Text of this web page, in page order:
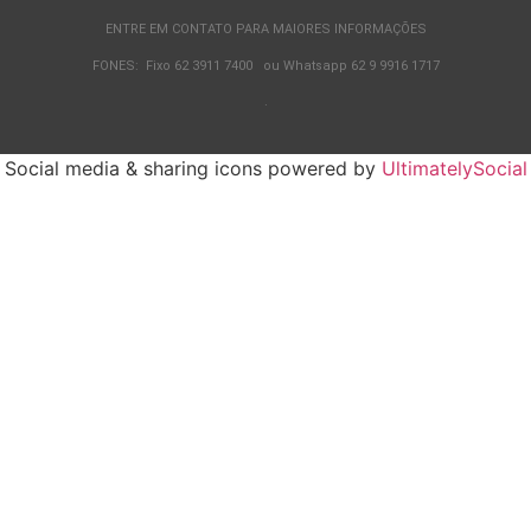
ENTRE EM CONTATO PARA MAIORES INFORMAÇÕES
FONES: Fixo 62 3911 7400 ou Whatsapp 62 9 9916 1717
.
Social media & sharing icons powered by UltimatelySocial